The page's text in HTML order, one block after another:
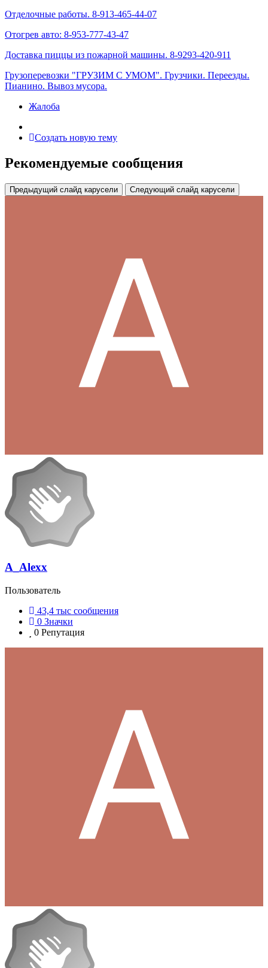
Отделочные работы. 8-913-465-44-07
Отогрев авто: 8-953-777-43-47
Доставка пиццы из пожарной машины. 8-9293-420-911
Грузоперевозки "ГРУЗИМ С УМОМ". Грузчики. Переезды.
Пианино. Вывоз мусора.
Жалоба
Создать новую тему
Рекомендуемые сообщения
Предыдущий слайд карусели Следующий слайд карусели
A_Alexx
Пользователь
43,4 тыс сообщения
0 Значки
0 Репутация